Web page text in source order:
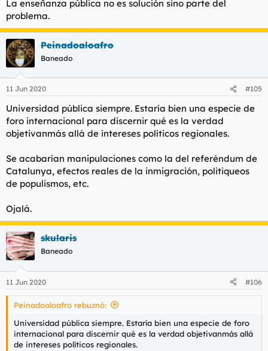
social. Es decir, si vales y trabajas subes y si no bajas. A parte
de que deberían educar a la gente no para trabajar en el
mercado que ya existe si no para poder crear nuevas
empresas o cambiar la forma de trabajar de éstas, crear
nuevos mercados o evolucionar el sistema. Amén de
pensamiento crítico que tan importante y falta como agua de
mayo.
La enseñanza pública no es solución sino parte del
problema.
Peinadoaloafro
Baneado
11 Jun 2020 #105
Universidad pública siempre. Estaría bien una especie de
foro internacional para discernir qué es la verdad
objetivanmás allá de intereses políticos regionales.
Se acabarían manipulaciones como la del referéndum de
Catalunya, efectos reales de la inmigración, politiqueos
de populismos, etc.
Ojalá.
skularis
Baneado
11 Jun 2020 #106
Peinadoaloafro rebuznó:
Universidad pública siempre. Estaría bien una especie de foro
internacional para discernir qué es la verdad objetivanmás allá
de intereses políticos regionales.